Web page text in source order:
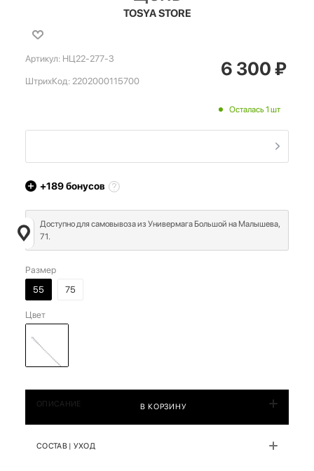
TOSYA STORE
Артикул: НЦ22-277-3
ШтрихКод: 2202000115700
6 300₽
Осталась 1 шт
+189бонусов
Доступно для самовывоза из Универмага Большой на Малышева,
71.
Размер
55
75
Цвет
В КОРЗИНУ
ОПИСАНИЕ
СОСТАВ | УХОД